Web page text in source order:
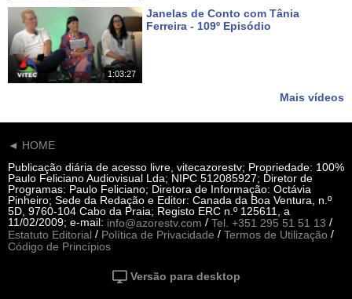
1:03:27
Janelas de Conto com Tânia
Ferreira - 109º Episódio
Mais vídeos
◄ HOME
Publicação diária de acesso livre, vitecazorestv; Propriedade: 100%
Paulo Feliciano Audiovisual Lda; NIPC 512085927; Diretor de
Programas: Paulo Feliciano; Diretora de Informação: Octávia
Pinheiro; Sede da Redação e Editor: Canada da Boa Ventura, n.º
5D, 9760-104 Cabo da Praia; Registo ERC n.º 125611, a
11/02/2009; e-mail: info@azorestv.com / Tel. +351 295 51 51 13 /
Estatuto Editorial / Política de Privacidade / Termos de Utilização /
Código de Princípios
Versão para desktop